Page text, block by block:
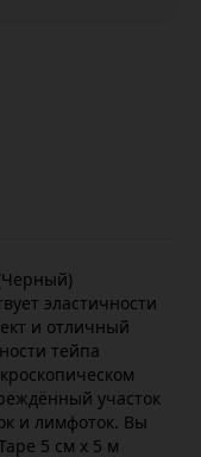
эластичности
и отличный
тейпа
участок
и лимфоток. Вы
5 cм х 5 м